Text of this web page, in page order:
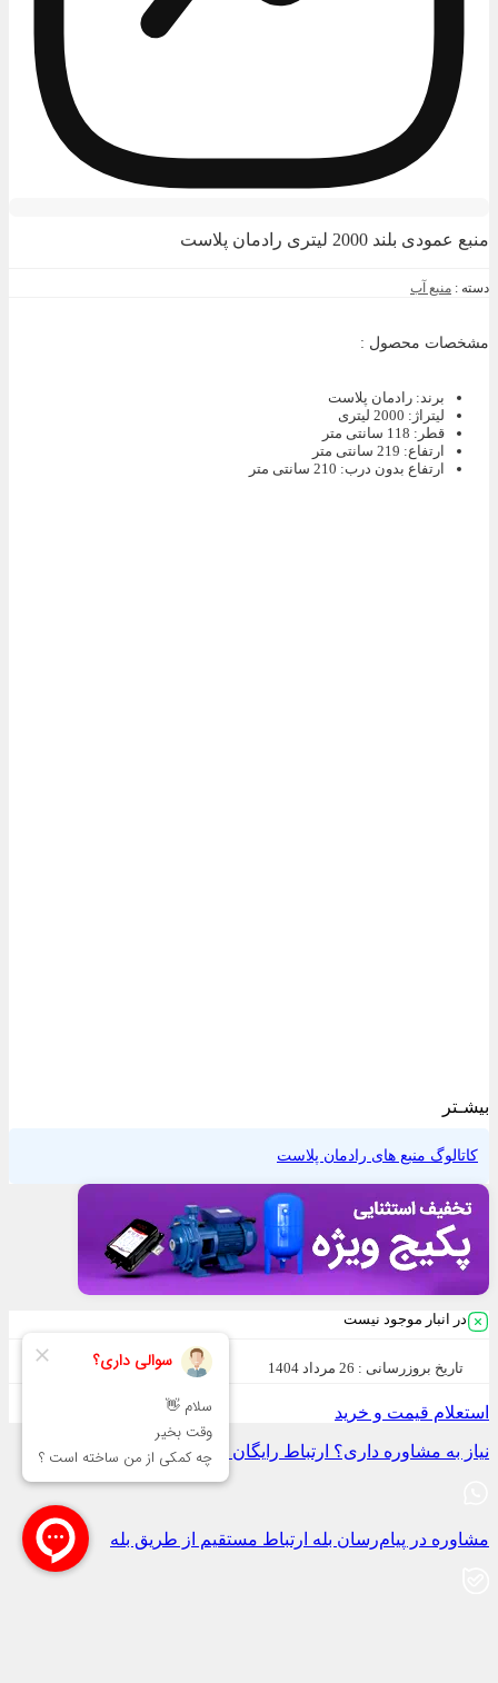
منبع عمودی بلند 2000 لیتری رادمان پلاست
دسته : منبع آب
مشخصات محصول :
برند : رادمان پلاست
لیتراژ : 2000 لیتری
قطر : 118 سانتی متر
ارتفاع: 219 سانتی متر
ارتفاع بدون درب: 210 سانتی متر
بیشـتر
کاتالوگ منبع های رادمان پلاست
در انبار موجود نیست
تاریخ بروزرسانی : 26 مرداد 1404
استعلام قیمت و خرید
نیاز به مشاوره داری؟ ارتباط رایگان از طریق واتساپ
مشاوره در پیام‌رسان بله ارتباط مستقیم از طریق بله